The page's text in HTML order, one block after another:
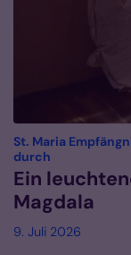
St. Maria
durch
Ein
Magdala
9. Juli 2026